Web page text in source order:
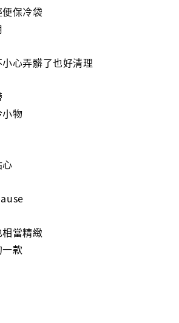
保冷袋
心弄髒了也好清理
物
當精緻
款